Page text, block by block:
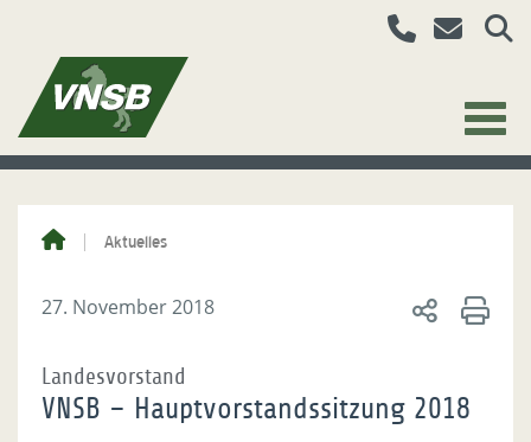
Aktuelles
27. November 2018
Landesvorstand
VNSB – Hauptvorstandssitzung 2018